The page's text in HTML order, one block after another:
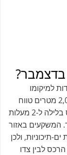
בדצמבר?
למיקומו
הדרומי של רכס הדולומיטים. בגובה של כ-2,000 מטרים טווח
הטמפרטורות הממוצע נע בין 8- מעלות צלזיוס בלילה ל-2 מעלות
המשקעים באזור
תיכוניות, ולכן
לבין צדו